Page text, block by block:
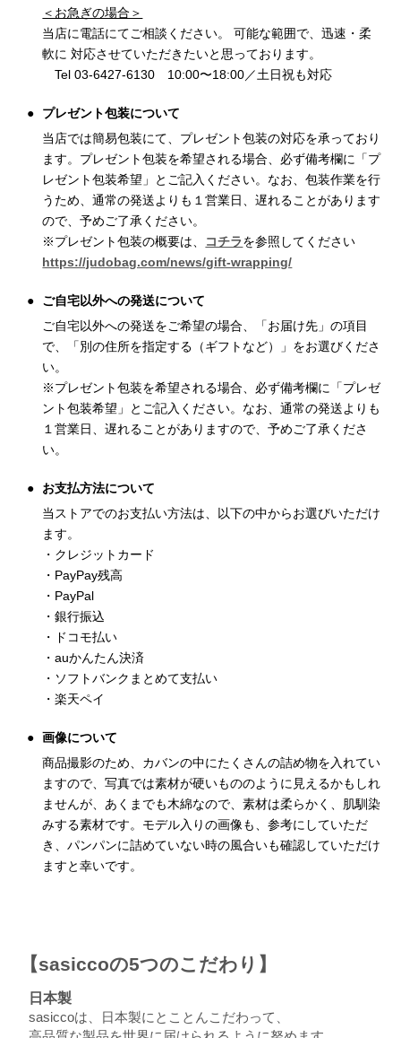
＜お急ぎの場合＞
当店に電話にてご相談ください。 可能な範囲で、迅速・柔
軟に 対応させていただきたいと思っております。
Tel 03-6427-6130 10:00〜18:00／土日祝も対応
プレゼント包装について
当店では簡易包装にて、プレゼント包装の対応を承っており
ます。プレゼント包装を希望される場合、必ず備考欄に「プ
レゼント包装希望」とご記入ください。なお、包装作業を行
うため、通常の発送よりも１営業日、遅れることがあります
ので、予めご了承ください。
※プレゼント包装の概要は、 コチラを参照してください
https://judobag.com/news/gift-wrapping/
ご自宅以外への発送について
ご自宅以外への発送をご希望の場合、「お届け先」の項目
で、「別の住所を指定する（ギフトなど）」をお選びくださ
い。
※プレゼント包装を希望される場合、必ず備考欄に「プレゼ
ント包装希望」とご記入ください。なお、通常の発送よりも
１営業日、遅れることがありますので、予めご了承くださ
い。
お支払方法について
当ストアでのお支払い方法は、以下の中からお選びいただけ
ます。
・クレジットカード
・PayPay残高
・PayPal
・銀行振込
・ドコモ払い
・auかんたん決済
・ソフトバンクまとめて支払い
・楽天ペイ
画像について
商品撮影のため、カバンの中にたくさんの詰め物を入れてい
ますので、写真では素材が硬いもののように見えるかもしれ
ませんが、あくまでも木綿なので、素材は柔らかく、肌馴染
みする素材です。モデル入りの画像も、参考にしていただ
き、パンパンに詰めていない時の風合いも確認していただけ
ますと幸いです。
【sasiccoの5つのこだわり】
日本製
sasiccoは、日本製にとことんこだわって、